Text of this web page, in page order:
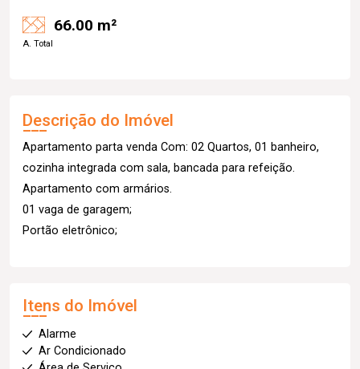
66.00 m²
A. Total
Descrição do Imóvel
Apartamento parta venda Com: 02 Quartos, 01 banheiro,
cozinha integrada com sala, bancada para refeição.
Apartamento com armários.
01 vaga de garagem;
Portão eletrônico;
Itens do Imóvel
Alarme
Ar Condicionado